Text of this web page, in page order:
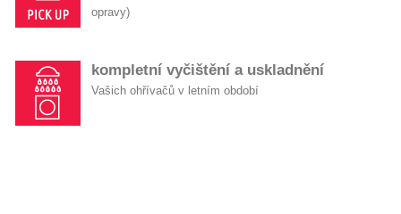
opravy)
kompletní vyčištění a uskladnění
Vašich ohřívačů v letním období